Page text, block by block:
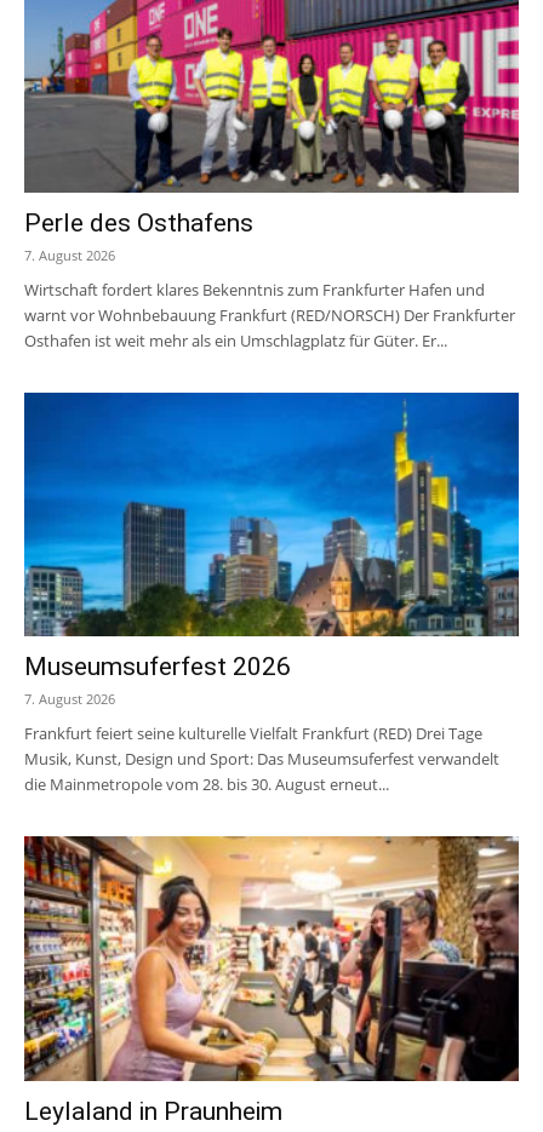
Perle des Osthafens
7. August 2026
Wirtschaft fordert klares Bekenntnis zum Frankfurter Hafen und
warnt vor Wohnbebauung Frankfurt (RED/NORSCH) Der Frankfurter
Osthafen ist weit mehr als ein Umschlagplatz für Güter. Er...
Museumsuferfest 2026
7. August 2026
Frankfurt feiert seine kulturelle Vielfalt Frankfurt (RED) Drei Tage
Musik, Kunst, Design und Sport: Das Museumsuferfest verwandelt
die Mainmetropole vom 28. bis 30. August erneut...
Leylaland in Praunheim